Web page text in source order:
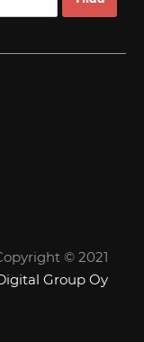
© 2021
Group Oy